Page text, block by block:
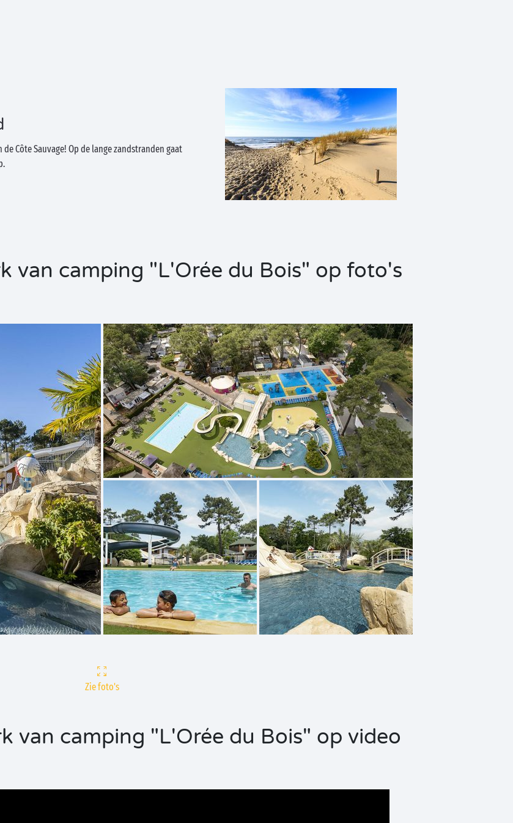
Côte Sauvage! Op de lange zandstranden gaat
van camping "L'Orée du Bois" op foto's
Zie foto's
van camping "L'Orée du Bois" op video